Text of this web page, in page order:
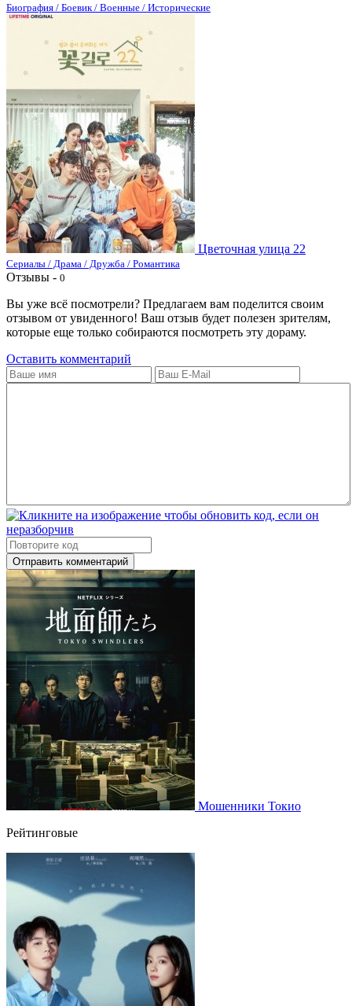
Биография / Боевик / Военные / Исторические
Цветочная улица 22
Сериалы / Драма / Дружба / Романтика
Отзывы - 0
Вы уже всё посмотрели? Предлагаем вам поделится своим
отзывом от увиденного! Ваш отзыв будет полезен зрителям,
которые еще только собираются посмотреть эту дораму.
Оставить комментарий
Отправить комментарий
Мошенники Токио
Рейтинговые